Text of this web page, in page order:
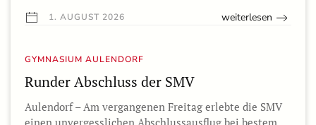
1. AUGUST 2026 weiterlesen
GYMNASIUM AULENDORF
Runder Abschluss der SMV
Aulendorf – Am vergangenen Freitag erlebte die SMV